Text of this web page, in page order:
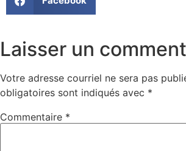
Laisser un
Votre adresse courriel ne sera pas
obligatoires sont indiqués avec *
Commentaire *